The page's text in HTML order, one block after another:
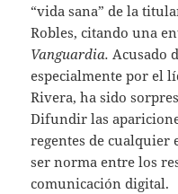
“vida sana” de la
Robles, citando una
Vanguardia.Acusado
especialmente por el
Rivera, ha sido
Difundir las
regentes de cualquier
ser norma entre los
comunicación digital.